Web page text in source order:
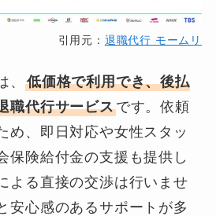
引用元： 退職代行 モームリ
、 低価格で利用でき、後払
職代行サービスです。依頼
め、即日対応や女性スタッ
保険給付金の支援も提供し
よる直接の交渉は行いませ
安心感のあるサポートが多